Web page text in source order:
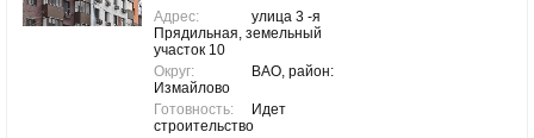
Адрес:
улица 3 -я
Прядильная, земельный
участок 10
Округ:
ВАО, район:
Измайлово
Готовность:
Идет
строительство